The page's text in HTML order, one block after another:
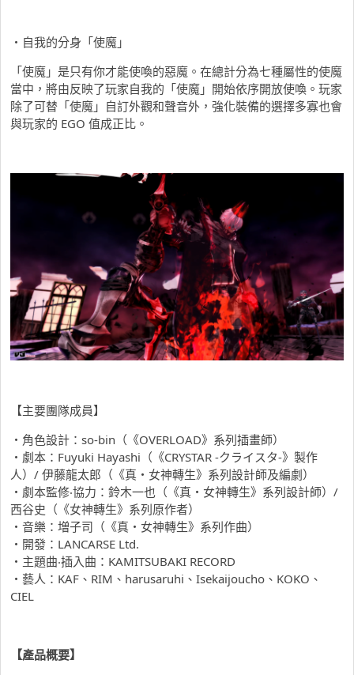
・自我的分身「使魔」
「使魔」是只有你才能使喚的惡魔。在總計分為七種屬性的使魔
當中，將由反映了玩家自我的「使魔」開始依序開放使喚。玩家
除了可替「使魔」自訂外觀和聲音外，強化裝備的選擇多寡也會
與玩家的 EGO 值成正比。
【主要團隊成員】
・角色設計：so-bin（《OVERLOAD》系列插畫師）
・劇本：Fuyuki Hayashi（《CRYSTAR -クライスタ-》製作
人）/ 伊藤龍太郎（《真・女神轉生》系列設計師及編劇）
・劇本監修‧協力：鈴木一也（《真・女神轉生》系列設計師）/
西谷史（《女神轉生》系列原作者）
・音樂：増子司（《真・女神轉生》系列作曲）
・開發：LANCARSE Ltd.
・主題曲‧插入曲：KAMITSUBAKI RECORD
・藝人：KAF、RIM、harusaruhi、Isekaijoucho、KOKO、
CIEL
【產品概要】